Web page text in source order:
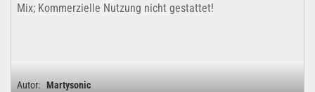
Mix; Kommerzielle Nutzung nicht gestattet!
Autor: Martysonic